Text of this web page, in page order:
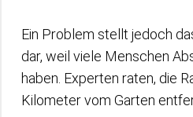
Ein Problem stellt jedoch
dar, weil viele Menschen
haben. Experten raten, die
Kilometer vom Garten